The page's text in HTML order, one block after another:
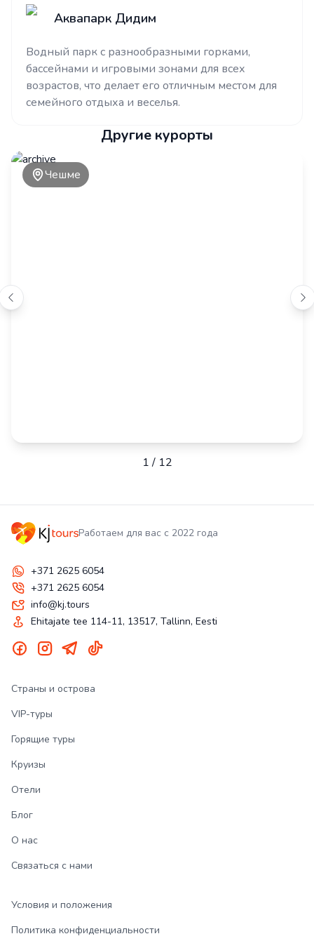
Аквапарк Дидим
Водный парк с разнообразными горками,
бассейнами и игровыми зонами для всех
возрастов, что делает его отличным местом для
семейного отдыха и веселья.
Другие курорты
Чешме
1/ 12
Работаем для вас с 2022 года
+371 2625 6054
+371 2625 6054
info@kj.tours
Ehitajate tee 114-11, 13517, Tallinn, Eesti
Страны и острова
VIP-туры
Горящие туры
Круизы
Отели
Блог
О нас
Связаться с нами
Условия и положения
Политика конфиденциальности